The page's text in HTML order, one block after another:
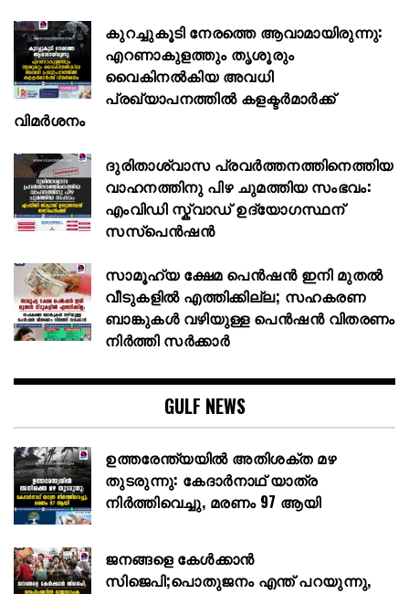
കുറച്ചുകൂടി നേരത്തെ ആവാമായിരുന്നു:
എറണാകുളത്തും തൃശൂരും
വൈകിനൽകിയ അവധി
പ്രഖ്യാപനത്തില്‍ കളക്ടര്‍മാര്‍ക്ക്
വിമര്‍ശനം
ദുരിതാശ്വാസ പ്രവർത്തനത്തിനെത്തിയ
വാഹനത്തിനു പിഴ ചുമത്തിയ സംഭവം:
എംവിഡി സ്ക്വാഡ് ഉദ്യോഗസ്ഥന്
സസ്പെൻഷൻ
സാമൂഹ്യ ക്ഷേമ പെൻഷൻ ഇനി മുതൽ
വീടുകളിൽ എത്തിക്കില്ല; സഹകരണ
ബാങ്കുകൾ വഴിയുള്ള പെൻഷൻ വിതരണം
നിർത്തി സർക്കാർ
GULF NEWS
ഉത്തരേന്ത്യയിൽ അതിശക്ത മഴ
തുടരുന്നു: കേദാർനാഥ് യാത്ര
നിർത്തിവെച്ചു, മരണം 97 ആയി
ജനങ്ങളെ കേൾക്കാൻ
സിജെപി;പൊതുജനം എന്ത് പറയുന്നു,